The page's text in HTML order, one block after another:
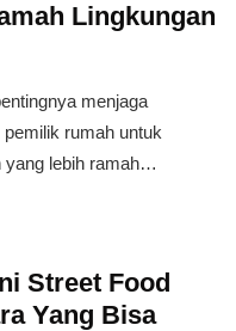
Lingkungan
menjaga
rumah untuk
yang lebih ramah…
Street Food
Yang Bisa